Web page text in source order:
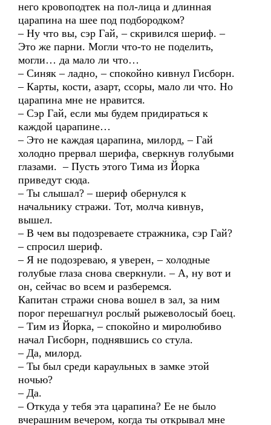
него кровоподтек на пол-лица и длинная
царапина на шее под подбородком?
– Ну что вы, сэр Гай, – скривился шериф. –
Это же парни. Могли что-то не поделить,
могли… да мало ли что…
– Синяк – ладно, – спокойно кивнул Гисборн.
– Карты, кости, азарт, ссоры, мало ли что. Но
царапина мне не нравится.
– Сэр Гай, если мы будем придираться к
каждой царапине…
– Это не каждая царапина, милорд, – Гай
холодно прервал шерифа, сверкнув голубыми
глазами. – Пусть этого Тима из Йорка
приведут сюда.
– Ты слышал? – шериф обернулся к
начальнику стражи. Тот, молча кивнув,
вышел.
– В чем вы подозреваете стражника, сэр Гай?
– спросил шериф.
– Я не подозреваю, я уверен, – холодные
голубые глаза снова сверкнули. – А, ну вот и
он, сейчас во всем и разберемся.
Капитан стражи снова вошел в зал, за ним
порог перешагнул рослый рыжеволосый боец.
– Тим из Йорка, – спокойно и миролюбиво
начал Гисборн, поднявшись со стула.
– Да, милорд.
– Ты был среди караульных в замке этой
ночью?
– Да.
– Откуда у тебя эта царапина? Ее не было
вчерашним вечером, когда ты открывал мне